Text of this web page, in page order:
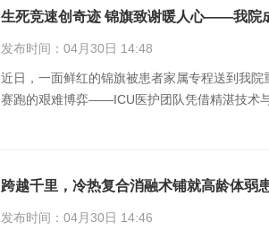
生死竞速创奇迹 锦旗致谢暖人心——我院
发布时间：04月30日 14:48
近日，一面鲜红的锦旗被患者家属专程送到我
赛跑的艰难博弈——ICU医护团队凭借精湛技术
跨越千里，冷热复合消融术铺就高龄体弱
发布时间：04月30日 14:46